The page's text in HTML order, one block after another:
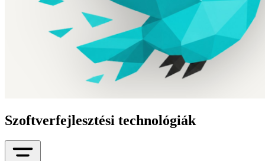
Szoftverfejlesztési technológiák